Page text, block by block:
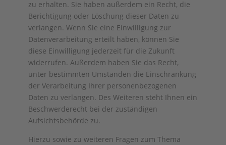
zu erhalten. Sie haben außerdem ein Recht, die
Berichtigung oder Löschung dieser Daten zu
verlangen. Wenn Sie eine Einwilligung zur
Datenverarbeitung erteilt haben, können Sie
diese Einwilligung jederzeit für die Zukunft
widerrufen. Außerdem haben Sie das Recht,
unter bestimmten Umständen die Einschränkung
der Verarbeitung Ihrer personenbezogenen
Daten zu verlangen. Des Weiteren steht Ihnen ein
Beschwerderecht bei der zuständigen
Aufsichtsbehörde zu.
Hierzu sowie zu weiteren Fragen zum Thema